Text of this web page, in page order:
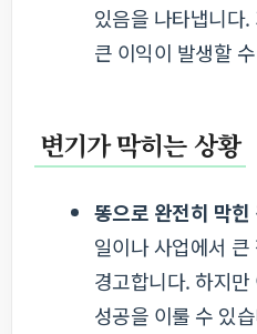
있음을 나타냅니다
큰 이익이 발생할
변기가 막히는 상황
똥으로 완전히 막힌
일이나 사업에서
경고합니다. 하지
성공을 이룰 수 있